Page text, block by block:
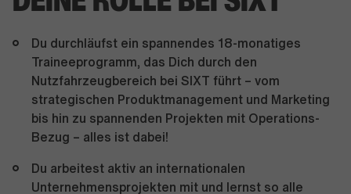
Du durchläufst ein spannendes 18-monatiges
Traineeprogramm, das Dich durch den
Nutzfahrzeugbereich bei SIXT führt – vom
strategischen Produktmanagement und Marketing
bis hin zu spannenden Projekten mit Operations-
Bezug – alles ist dabei!
Du arbeitest aktiv an internationalen
Unternehmensprojekten mit und lernst so alle